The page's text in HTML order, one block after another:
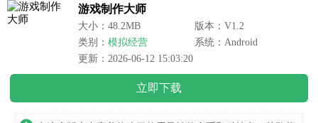
游戏制作大师
大小：48.2MB
版本：V1.2
类别： 模拟经营
系统：Android
更新：2026-06-12 15:03:20
立即下载